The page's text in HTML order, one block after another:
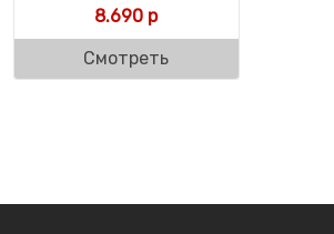
8.690 р
Смотреть